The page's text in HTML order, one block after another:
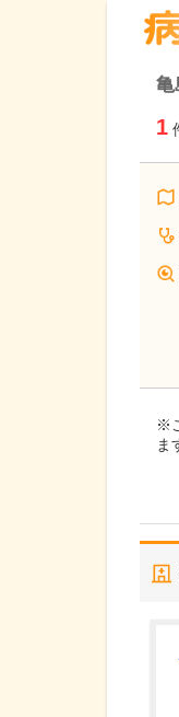
亀
1
※
ま